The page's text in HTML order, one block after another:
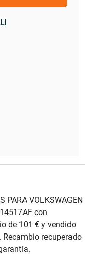
PARA VOLKSWAGEN
con
de 101 € y vendido
Recambio recuperado